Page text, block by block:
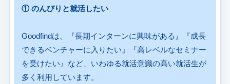
① のんびりと就活したい
Goodfindは、『長期インターンに興味がある』『成長
できるベンチャーに入りたい』『高レベルなセミナー
を受けたい』など、いわゆる就活意識の高い就活生が
多く利用しています。